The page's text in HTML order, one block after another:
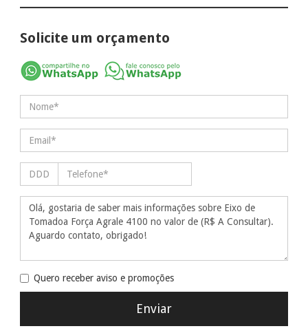
Solicite um orçamento
Quero receber aviso e promoções